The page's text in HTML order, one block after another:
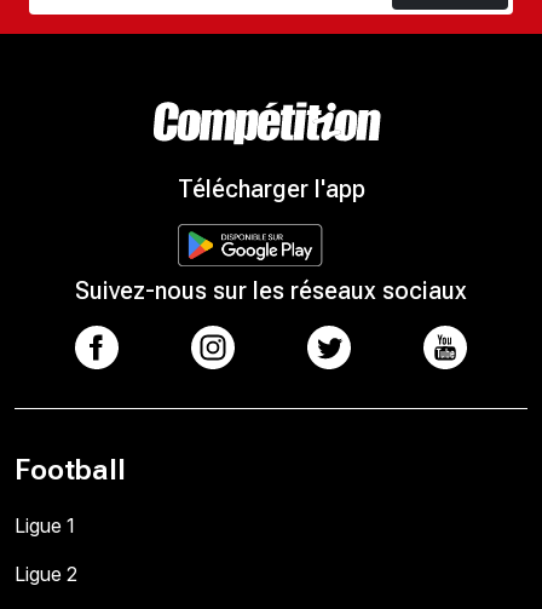
Télécharger l'app
Suivez-nous sur les réseaux sociaux
Football
Ligue 1
Ligue 2